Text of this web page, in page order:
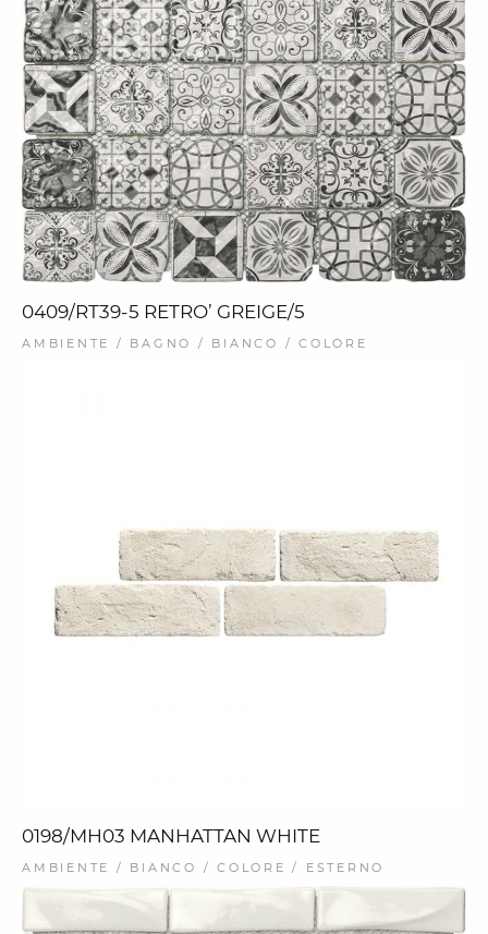
0409/RT39-5 RETRO’ GREIGE/5
AMBIENTE / BAGNO / BIANCO / COLORE
0198/MH03 MANHATTAN WHITE
AMBIENTE / BIANCO / COLORE / ESTERNO